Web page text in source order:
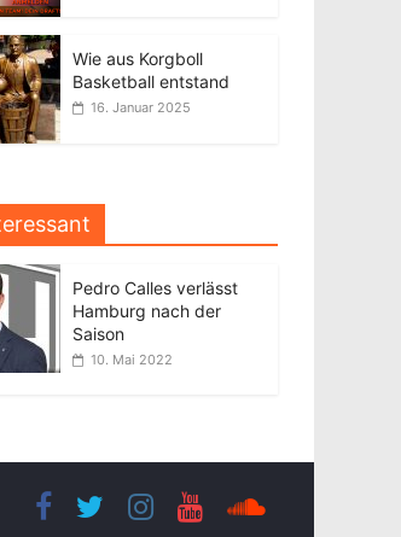
Wie aus Korgboll
Basketball entstand
16. Januar 2025
Pedro Calles verlässt
Hamburg nach der
Saison
10. Mai 2022